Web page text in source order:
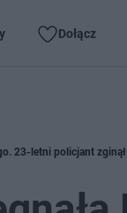
Dołącz
23-letni policjant